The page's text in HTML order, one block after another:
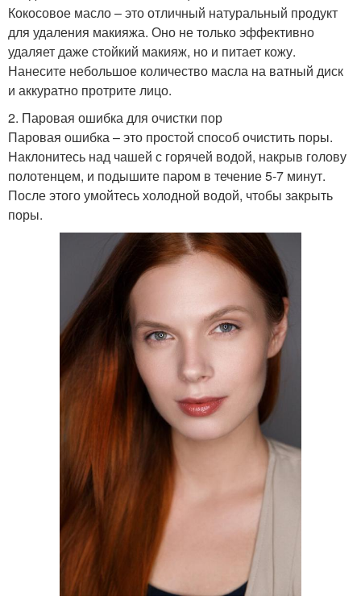
Кокосовое масло – это отличный натуральный продукт
для удаления макияжа. Оно не только эффективно
удаляет даже стойкий макияж, но и питает кожу.
Нанесите небольшое количество масла на ватный диск
и аккуратно протрите лицо.
2. Паровая ошибка для очистки пор
Паровая ошибка – это простой способ очистить поры.
Наклонитесь над чашей с горячей водой, накрыв голову
полотенцем, и подышите паром в течение 5-7 минут.
После этого умойтесь холодной водой, чтобы закрыть
поры.